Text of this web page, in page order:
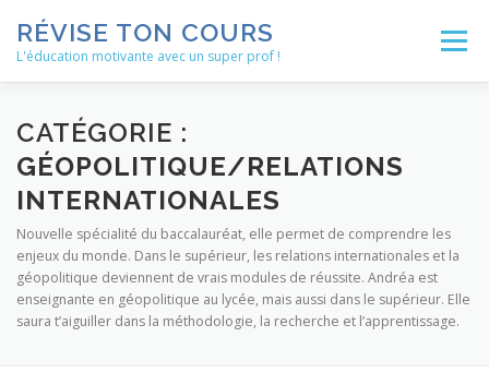
contenu
RÉVISE TON COURS
L'éducation motivante avec un super prof !
Menu
ACCUEIL ACTUALITÉS
LES ENSEIGNEMENTS MÉTHODOLOGIE
NOS SERVICES AUTRES RESSOURCES
CATÉGORIE :
GÉOPOLITIQUE/RELATIONS
INTERNATIONALES
Nouvelle spécialité du baccalauréat, elle permet de comprendre les
enjeux du monde. Dans le supérieur, les relations internationales et la
géopolitique deviennent de vrais modules de réussite. Andréa est
enseignante en géopolitique au lycée, mais aussi dans le supérieur. Elle
saura t’aiguiller dans la méthodologie, la recherche et l’apprentissage.